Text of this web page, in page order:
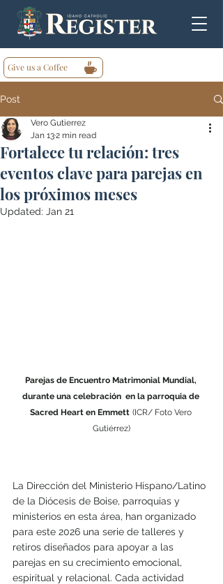
Give us a Coffee
Post
Fortalece tu relación: tres
eventos clave para parejas en
los próximos meses
Vero Gutierrez
Jan 132 min read
Updated: Jan 21
Parejas de Encuentro Matrimonial Mundial,
durante una celebración  en la parroquia de
Sacred Heart en Emmett (ICR/ Foto Vero
Gutiérrez)
La Dirección del Ministerio Hispano/Latino
de la Diócesis de Boise, parroquias y
ministerios en esta área, han organizado
para este 2026 una serie de talleres y
retiros diseñados para apoyar a las
parejas en su crecimiento emocional,
espiritual y relacional. Cada actividad